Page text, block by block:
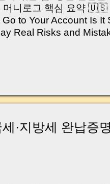
머니로그 핵심 요약
to Your Account Is
Real Risks and
장 긴장되는 순간 입니
이렇게 말씀하십니
가면 어떡하죠?” 이 모
기준으로 아주 쉽게
Have you ever
·지방세 완납증